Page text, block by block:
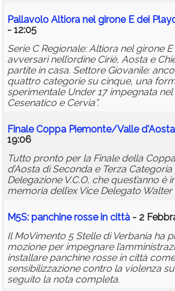
Pallavolo Altiora nel girone E dei
- 12:05
Serie C Regionale: Altiora nel girone
avversari nell’ordine Ciriè, Aosta e
partite in casa. Settore Giovanile:
quattro categorie su cinque, una
sperimentale Under 17 impegnata nel
Cesenatico e Cervia”.
Finale Coppa Piemonte/Valle d'Aosta
19:06
Tutto pronto per la Finale della
d’Aosta di Seconda e Terza
Delegazione V.C.O, che quest’anno è
memoria dell’ex Vice Delegato
M5S: panchine rosse in città - 2
Il MoVimento 5 Stelle di Verbania ha
mozione per impegnare
installare panchine rosse in città
sensibilizzazione contro la violenza
seguito la nota completa.